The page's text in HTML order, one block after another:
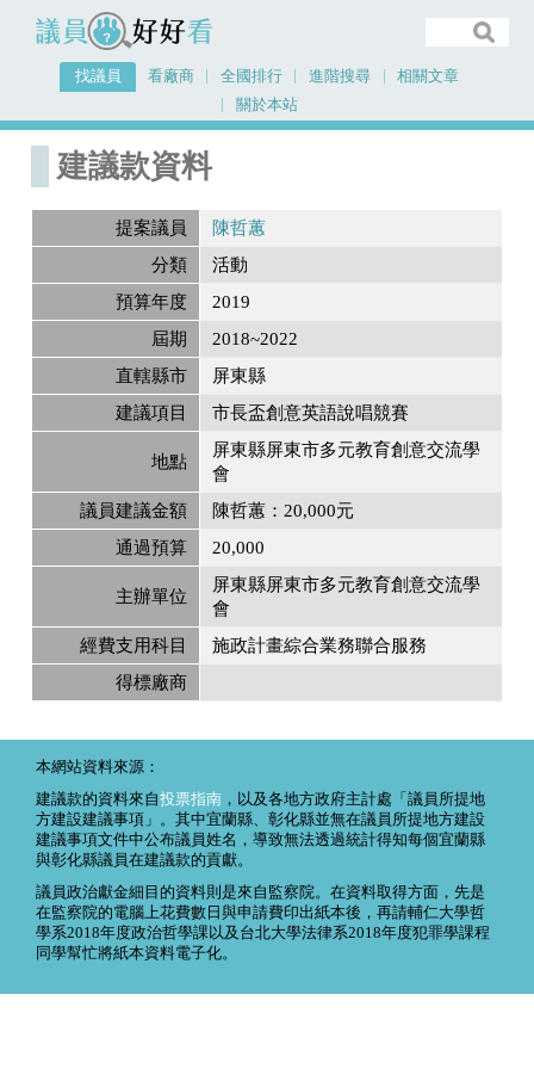
議員好好看
找議員 看廠商 全國排行 進階搜尋
相關文章
關於本站
首頁
建議款資料
提案議員
陳哲蕙
分類
活動
預算年度
2019
屆期
2018~2022
直轄縣市
屏東縣
建議項目
市長盃創意英語說唱競賽
地點
屏東縣屏東市多元教育創意交流學
會
議員建議金額
陳哲蕙：20,000元
通過預算
20,000
主辦單位
屏東縣屏東市多元教育創意交流學
會
經費支用科目
施政計畫綜合業務聯合服務
得標廠商
本網站資料來源：
建議款的資料來自投票指南 ，以及各地方政府主計處「議員所提地
方建設建議事項」。其中宜蘭縣、彰化縣並無在議員所提地方建設
建議事項文件中公布議員姓名，導致無法透過統計得知每個宜蘭縣
與彰化縣議員在建議款的貢獻。
議員政治獻金細目的資料則是來自監察院。在資料取得方面，先是
在監察院的電腦上花費數日與申請費印出紙本後，再請輔仁大學哲
學系2018年度政治哲學課以及台北大學法律系2018年度犯罪學課程
同學幫忙將紙本資料電子化。